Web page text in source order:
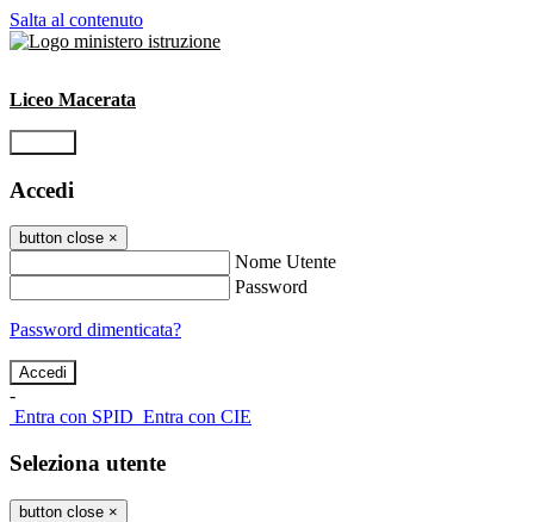
Salta al contenuto
Liceo Macerata
Accedi
button close ×
Nome Utente
Password
Password dimenticata?
-
Entra con SPID Entra con CIE
Seleziona utente
button close ×